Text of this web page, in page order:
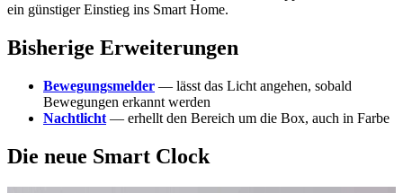
ein günstiger Einstieg ins Smart Home.
Bisherige Erweiterungen
Bewegungsmelder — lässt das Licht angehen, sobald
Bewegungen erkannt werden
Nachtlicht — erhellt den Bereich um die Box, auch in Farbe
Die neue Smart Clock